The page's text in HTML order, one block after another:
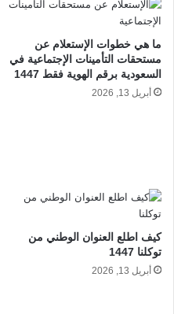
ما هي خطوات الإستعلام عن
مستحقات التأمينات الإجتماعية في
السعودية برقم الهوية فقط 1447
أبريل 13, 2026
كيف اطلع العنوان الوطني من
توكلنا 1447
أبريل 13, 2026